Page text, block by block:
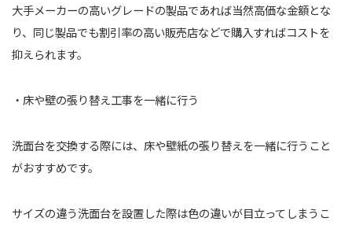
大手メーカーの高いグレードの製品であれば当然高価な金額とな
り、同じ製品でも割引率の高い販売店などで購入すればコストを
抑えられます。
・床や壁の張り替え工事を一緒に行う
洗面台を交換する際には、床や壁紙の張り替えを一緒に行うこと
がおすすめです。
サイズの違う洗面台を設置した際は色の違いが目立ってしまうこ